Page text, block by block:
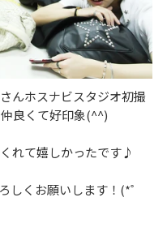
んホスナビスタジオ初撮
良くて好印象(^^)
れて嬉しかったです♪
しくお願いします！(*゜